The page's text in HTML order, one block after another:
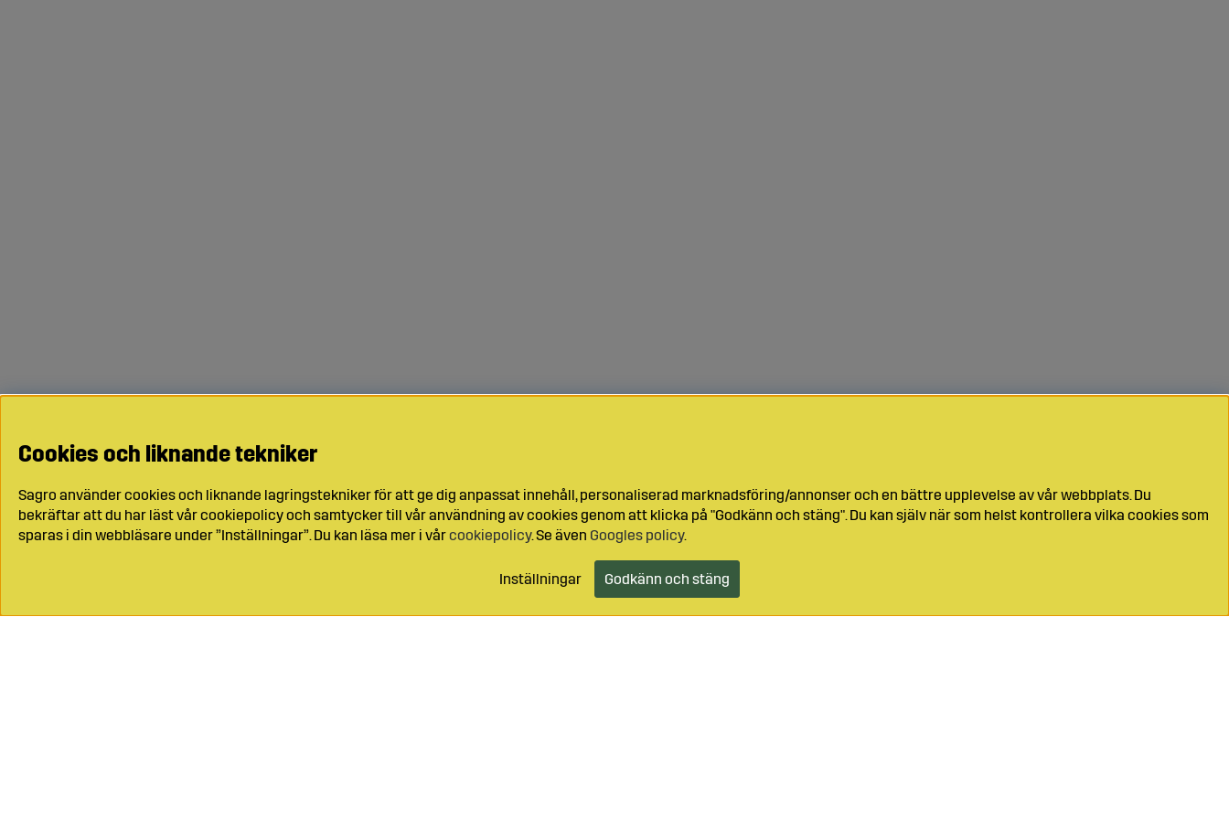
Cookies och liknande tekniker
Sagro använder cookies och liknande lagringstekniker för att ge dig anpassat innehåll, personaliserad marknadsföring/annonser och en bättre upplevelse av vår webbplats. Du
bekräftar att du har läst vår cookiepolicy och samtycker till vår användning av cookies genom att klicka på "Godkänn och stäng". Du kan själv när som helst kontrollera vilka cookies som
sparas i din webbläsare under ”Inställningar”. Du kan läsa mer i vårcookiepolicy. Se även Googles policy.
Inställningar Godkänn och stäng